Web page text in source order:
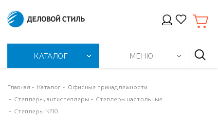
КАТАЛОГ МЕНЮ
Главная Каталог
Офисные принадлежности
Степлеры, антистеплеры
Степлеры настольные
Степлеры №10